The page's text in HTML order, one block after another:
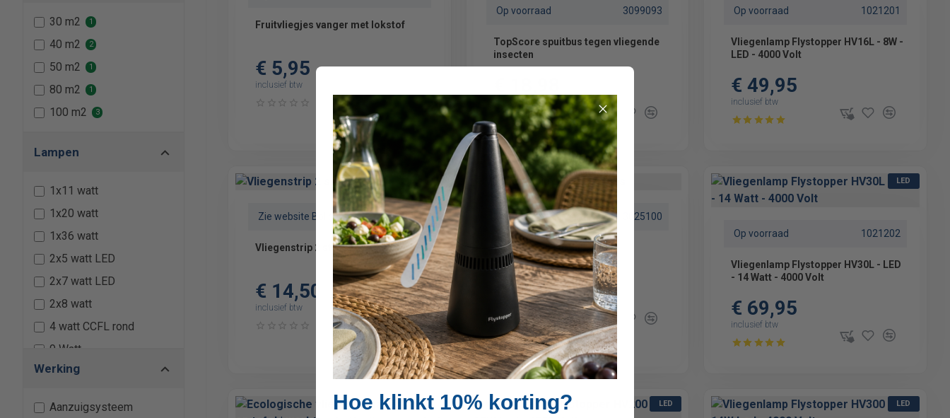
30 m2 1
40 m2 2
50 m2 1
80 m2 1
100 m2 3
Lampen
1x11 watt
1x20 watt
1x36 watt
2x5 watt LED
2x7 watt LED
2x8 watt
4 watt CCFL rond
9 Watt
22 watt groen
Werking
Aanzuigsysteem
Fruitvliegjes vanger met lokstof
€ 5,95
inclusief btw
Op voorraad 3099093
TopScore spuitbus tegen vliegende
insecten
inclusief btw
Op voorraad 1021201
Vliegenlamp Flystopper HV16L - 8W -
LED - 4000 Volt
€ 49,95
inclusief btw
Zie website Bol.com 3099094
Vliegenstrip 2 stuks
€ 14,50
inclusief btw
Zie website Bol.com 3025100
Vliegenstrip Luxan 2 stuks
€ 9,00
inclusief btw
LED
Op voorraad 1021202
Vliegenlamp Flystopper HV30L - LED
- 14 Watt - 4000 Volt
€ 69,95
inclusief btw
LED LED
Hoe klinkt 10% korting?